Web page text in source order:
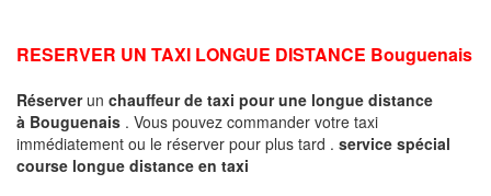
RESERVER UN TAXI LONGUE DISTANCE Bouguenais
Réserverun chauffeur de taxi pour une longue distance
à Bouguenais . Vous pouvez commander votre taxi
immédiatement ou le réserver pour plus tard . service spécial
course longue distance en taxi